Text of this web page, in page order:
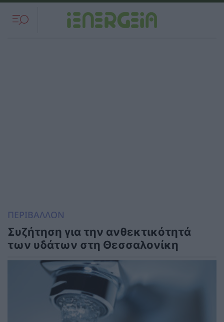
ΠΕΡΙΒΑΛΛΟΝ
Συζήτηση για την ανθεκτικότητά
των υδάτων στη Θεσσαλονίκη